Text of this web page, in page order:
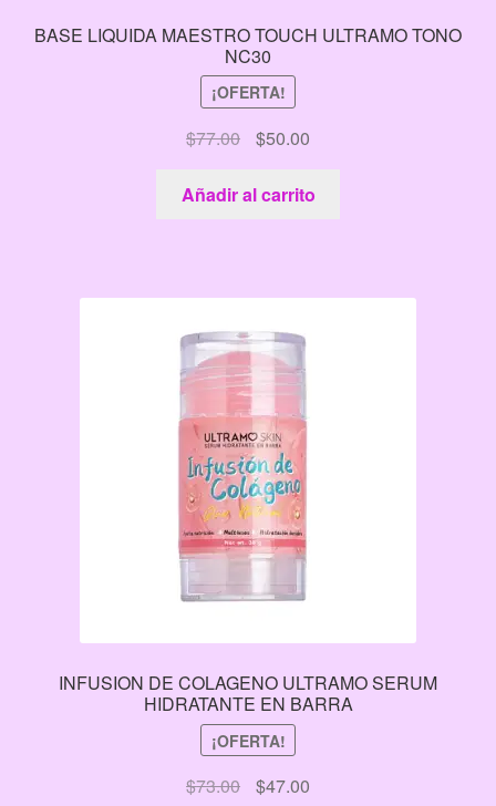
BASE LIQUIDA MAESTRO TOUCH ULTRAMO TONO
NC30
¡OFERTA!
$77.00
El
precio
original
era:
$50.00El
precio
actual
es:
Añadir al carrito
INFUSION DE COLAGENO ULTRAMO SERUM
HIDRATANTE EN BARRA
¡OFERTA!
$73.00
El
$47.00El